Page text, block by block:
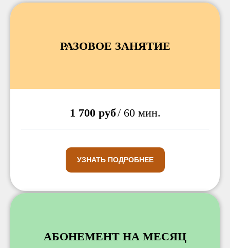
РАЗОВОЕ ЗАНЯТИЕ
1 700 руб/ 60 мин.
УЗНАТЬ ПОДРОБНЕЕ
АБОНЕМЕНТ НА МЕСЯЦ